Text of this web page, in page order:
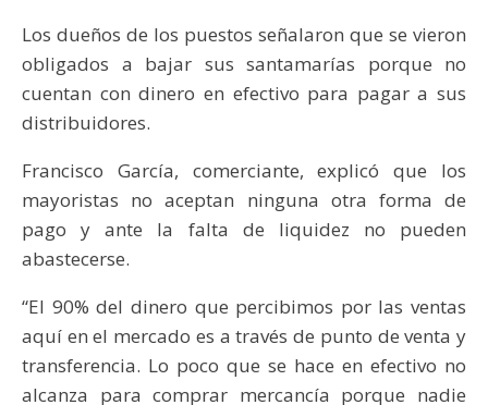
Los dueños de los puestos señalaron que se vieron
obligados a bajar sus santamarías porque no
cuentan con dinero en efectivo para pagar a sus
distribuidores.
Francisco García, comerciante, explicó que los
mayoristas no aceptan ninguna otra forma de
pago y ante la falta de liquidez no pueden
abastecerse.
“El 90% del dinero que percibimos por las ventas
aquí en el mercado es a través de punto de venta y
transferencia. Lo poco que se hace en efectivo no
alcanza para comprar mercancía porque nadie